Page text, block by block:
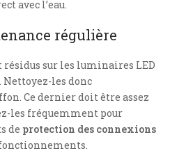
avec l’eau.
régulière
résidus sur les luminaires LED
les donc
Ce dernier doit être assez
les fréquemment pour
de protection des connexions